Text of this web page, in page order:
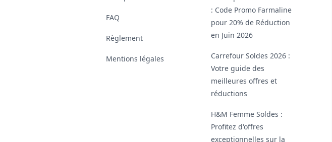
FAQ
Règlement
Mentions légales
: Code Promo Farmaline
pour 20% de Réduction
en Juin 2026
Carrefour Soldes 2026 :
Votre guide des
meilleures offres et
réductions
H&M Femme Soldes :
Profitez d'offres
exceptionnelles sur la